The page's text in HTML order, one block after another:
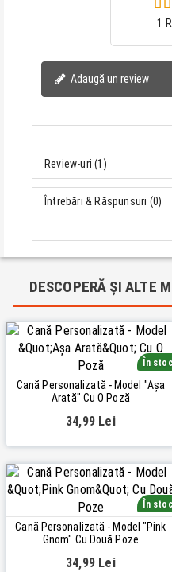
1
Adaugă un review
Review-uri (1)
Întrebări & Răspunsuri (0)
DESCOPERĂ ȘI ALTE
În stoc
Cană Personalizată - Model "Așa
Arată" Cu O Poză
34,99 Lei
În stoc
Cană Personalizată - Model "Pink
Gnom" Cu Două Poze
34,99 Lei